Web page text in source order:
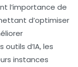
l’importance de
d’optimiser
outils d’IA, les
instances